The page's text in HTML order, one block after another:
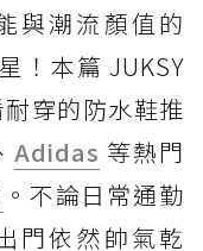
與潮流顏值的
！本篇 JUKSY
穿的防水鞋推
Adidas 等熱門
。不論日常通勤
門依然帥氣乾